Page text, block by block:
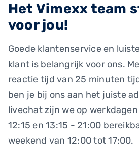
Het Vimexx team
voor jou!
Goede klantenservice en
klant is belangrijk voor ons.
reactie tijd van 25 minuten
ben je bij ons aan het juiste
livechat zijn we op
12:15 en 13:15 - 21:00
weekend van 12:00 tot 17:00.